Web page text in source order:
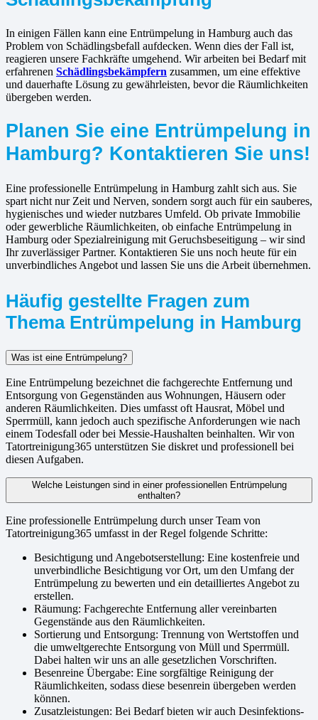
In einigen Fällen kann eine Entrümpelung in Hamburg auch das
Problem von Schädlingsbefall aufdecken. Wenn dies der Fall ist,
reagieren unsere Fachkräfte umgehend. Wir arbeiten bei Bedarf mit
erfahrenen Schädlingsbekämpfern zusammen, um eine effektive
und dauerhafte Lösung zu gewährleisten, bevor die Räumlichkeiten
übergeben werden.
Planen Sie eine Entrümpelung in
Hamburg? Kontaktieren Sie uns!
Eine professionelle Entrümpelung in Hamburg zahlt sich aus. Sie
spart nicht nur Zeit und Nerven, sondern sorgt auch für ein sauberes,
hygienisches und wieder nutzbares Umfeld. Ob private Immobilie
oder gewerbliche Räumlichkeiten, ob einfache Entrümpelung in
Hamburg oder Spezialreinigung mit Geruchsbeseitigung – wir sind
Ihr zuverlässiger Partner. Kontaktieren Sie uns noch heute für ein
unverbindliches Angebot und lassen Sie uns die Arbeit übernehmen.
Häufig gestellte Fragen zum
Thema Entrümpelung in Hamburg
Was ist eine Entrümpelung?
Eine Entrümpelung bezeichnet die fachgerechte Entfernung und
Entsorgung von Gegenständen aus Wohnungen, Häusern oder
anderen Räumlichkeiten. Dies umfasst oft Hausrat, Möbel und
Sperrmüll, kann jedoch auch spezifische Anforderungen wie nach
einem Todesfall oder bei Messie-Haushalten beinhalten. Wir von
Tatortreinigung365 unterstützen Sie diskret und professionell bei
diesen Aufgaben.
Welche Leistungen sind in einer professionellen Entrümpelung
enthalten?
Eine professionelle Entrümpelung durch unser Team von
Tatortreinigung365 umfasst in der Regel folgende Schritte:
Besichtigung und Angebotserstellung: Eine kostenfreie und
unverbindliche Besichtigung vor Ort, um den Umfang der
Entrümpelung zu bewerten und ein detailliertes Angebot zu
erstellen.
Räumung: Fachgerechte Entfernung aller vereinbarten
Gegenstände aus den Räumlichkeiten.
Sortierung und Entsorgung: Trennung von Wertstoffen und
die umweltgerechte Entsorgung von Müll und Sperrmüll.
Dabei halten wir uns an alle gesetzlichen Vorschriften.
Besenreine Übergabe: Eine sorgfältige Reinigung der
Räumlichkeiten, sodass diese besenrein übergeben werden
können.
Zusatzleistungen: Bei Bedarf bieten wir auch Desinfektions-